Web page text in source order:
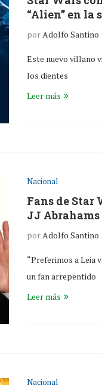
“Alien” en la
porAdolfo Santino
Este nuevo villano
los dientes
Leer más
Nacional
Fans de Star
JJ
porAdolfo Santino
“Preferimos a Leia
un fan arrepentido
Leer más
Nacional